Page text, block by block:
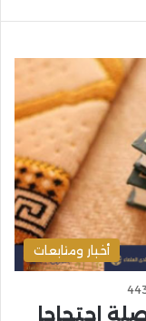
أخبار ومتابعات
احتجاجا